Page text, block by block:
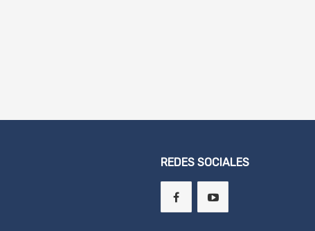
REDES SOCIALES